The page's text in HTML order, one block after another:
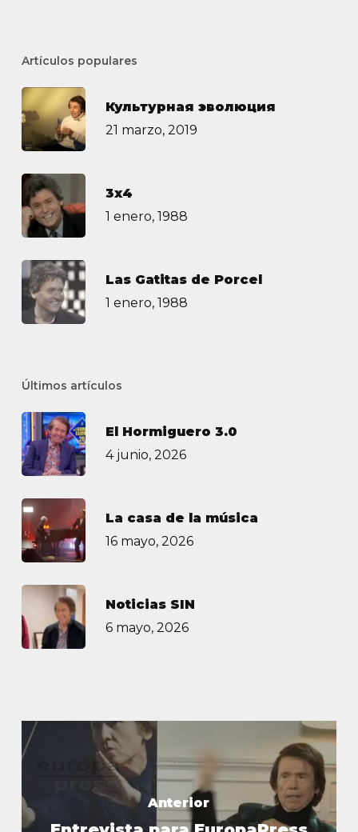
Artículos populares
Культурная эволюция
21 marzo, 2019
3х4
1 enero, 1988
Las Gatitas de Porcel
1 enero, 1988
Últimos artículos
El Hormiguero 3.0
4 junio, 2026
La casa de la música
16 mayo, 2026
Noticias SIN
6 mayo, 2026
Anterior